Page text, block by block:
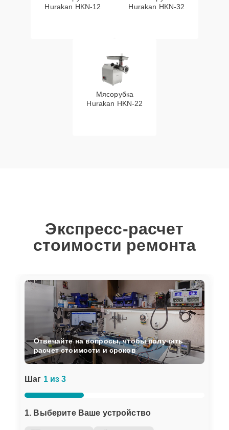
Hurakan HKN‑12
Hurakan HKN‑32
Мясорубка
Hurakan HKN‑22
Экспресс-расчет
стоимости ремонта
Шаг 1 из 3
1. Выберите Ваше устройство
Отвечайте на вопросы, чтобы получить
расчет стоимости и сроков